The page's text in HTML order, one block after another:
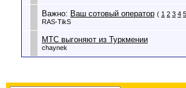
Важно: Ваш сотовый оператор ( 1 2 3 4 5
RAS-TikS
МТС выгоняют из Туркмении
chaynek